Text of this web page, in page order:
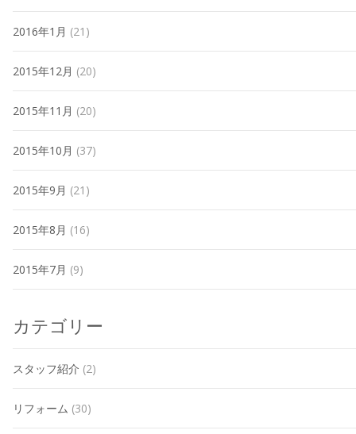
2016年1月 (21)
2015年12月 (20)
2015年11月 (20)
2015年10月 (37)
2015年9月 (21)
2015年8月 (16)
2015年7月 (9)
カテゴリー
スタッフ紹介 (2)
リフォーム (30)